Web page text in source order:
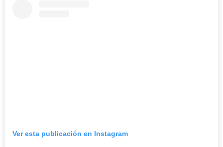
Ver esta publicación en Instagram